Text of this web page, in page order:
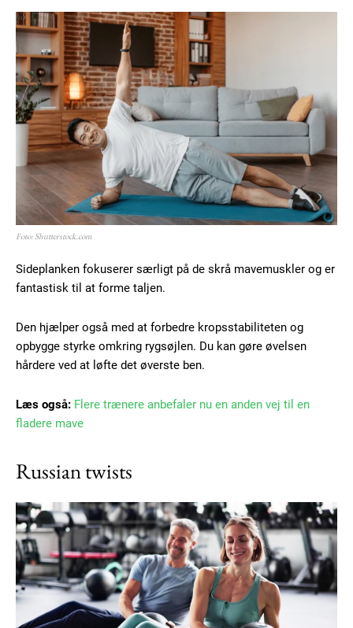
Subscription Plans
Free limited access
Gratis / forever
Etiam est nibh, lobortis sit
Ut mollis pellentesque tortor
Nullam eu erat condimentum
Orci varius natoque dolor
Member full access
100DKK / year
Etiam est nibh, lobortis sit
Praesent euismod ac
Ut mollis pellentesque tortor
Foto: Shutterstock.com
Sideplanken fokuserer særligt på de skrå mavemuskler og er
fantastisk til at forme taljen.
Den hjælper også med at forbedre kropsstabiliteten og
opbygge styrke omkring rygsøjlen. Du kan gøre øvelsen
hårdere ved at løfte det øverste ben.
Læs også: Flere trænere anbefaler nu en anden vej til en
fladere mave
Russian twists